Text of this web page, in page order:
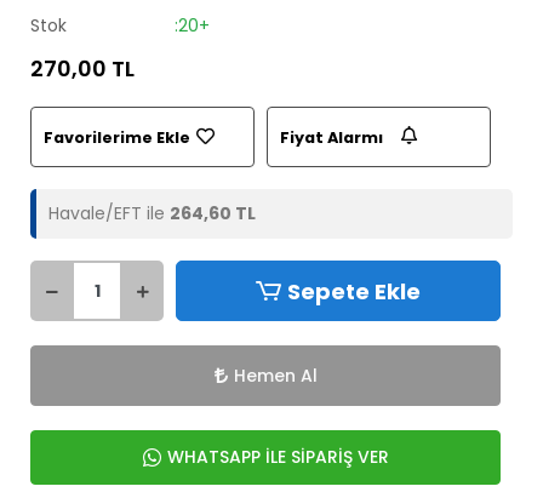
Stok
:20+
270,00 TL
Favorilerime Ekle Fiyat Alarmı
Havale/EFT ile 264,60 TL
Sepete Ekle
Hemen Al
WHATSAPP İLE SİPARİŞ VER